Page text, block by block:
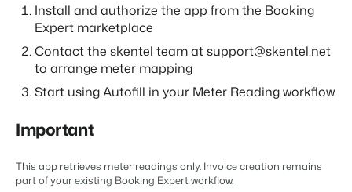
Découvrez les avantages de Booking Experts pour un
groupe
Install and authorize the app from the Booking
Expert marketplace
Contact the skentel team at support@skentel.net
to arrange meter mapping
Start using Autofill in your Meter Reading workflow
Important
This app retrieves meter readings only. Invoice creation remains
part of your existing Booking Expert workflow.